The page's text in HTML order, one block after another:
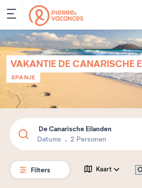
VAKANTIE DE CANARISCHE
SPANJE
De Canarische Eilanden
Datums 2 Personen
Filters Kaart